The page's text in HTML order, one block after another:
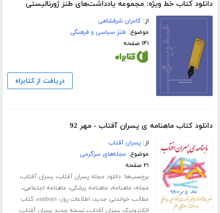
دانلود کتاب خط ویژه: مجموعه یادداشت‌های طنز ژورنالیستی
از:کامران شرفشاهی
موضوع: طنز سیاسی و فرهنگی
۱۴۱ صفحه
دریافت از کتابراه
دانلود کتاب ماهنامه ی پسران آفتاب - مهر 92
از:پسران آفتاب
موضوع: مجله‌های سرگرمی
۲۱ صفحه
برچسب‌ها:دانلود مجله پسران آفتاب، پسران آفتاب،
مجله، ماهنامه، ماهنامه پزشکی، ماهنامه اجتماعی،
مطالب خواندنی جدید، اطلاعات روز،sunboys،کتاب
الکترونیک پسران آفتاب،نسخه جدید پسران آفتاب،